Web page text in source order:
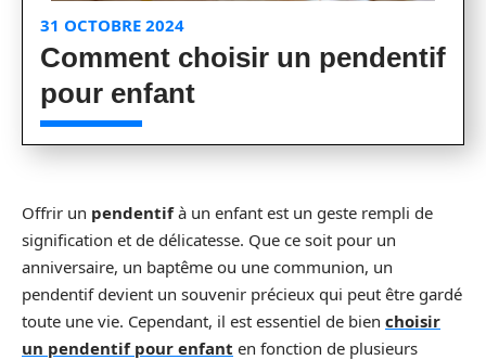
31 OCTOBRE 2024
Comment choisir un pendentif
pour enfant
Offrir un pendentifà un enfant est un geste rempli de
signification et de délicatesse. Que ce soit pour un
anniversaire, un baptême ou une communion, un
pendentif devient un souvenir précieux qui peut être gardé
toute une vie. Cependant, il est essentiel de bien choisir
un pendentif pour enfant en fonction de plusieurs